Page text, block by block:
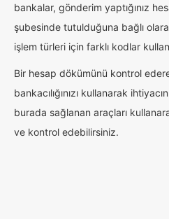
bankalar, gönderim yaptığınız
şubesinde tutulduğuna bağlı
işlem türleri için farklı kodlar
Bir hesap dökümünü kontrol
bankacılığınızı kullanarak
burada sağlanan araçları
ve kontrol edebilirsiniz.